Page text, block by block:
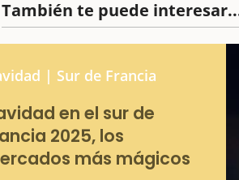
También te puede
| Sur de Francia
en el sur de
2025, los
más mágicos